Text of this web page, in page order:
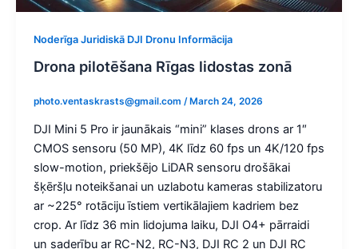
Noderīga Juridiskā DJI Dronu Informācija
Drona pilotēšana Rīgas lidostas zonā
photo.ventaskrasts@gmail.com / March 24, 2026
DJI Mini 5 Pro ir jaunākais “mini” klases drons ar 1″
CMOS sensoru (50 MP), 4K līdz 60 fps un 4K/120 fps
slow-motion, priekšējo LiDAR sensoru drošākai
šķēršļu noteikšanai un uzlabotu kameras stabilizatoru
ar ~225° rotāciju īstiem vertikālajiem kadriem bez
crop. Ar līdz 36 min lidojuma laiku, DJI O4+ pārraidi
un saderību ar RC-N2, RC-N3, DJI RC 2 un DJI RC